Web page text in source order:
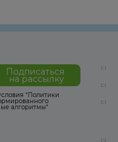
Подписаться
на рассылку
“Политики
алгоритмы“